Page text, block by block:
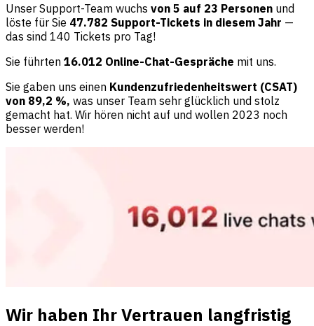
Unser Support-Team wuchs von 5 auf 23 Personen und
löste für Sie 47.782 Support-Tickets in diesem Jahr —
das sind 140 Tickets pro Tag!
Sie führten 16.012 Online-Chat-Gespräche mit uns.
Sie gaben uns einen Kundenzufriedenheitswert (CSAT)
von 89,2 %, was unser Team sehr glücklich und stolz
gemacht hat. Wir hören nicht auf und wollen 2023 noch
besser werden!
Wir haben Ihr Vertrauen langfristig